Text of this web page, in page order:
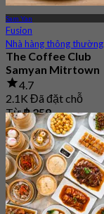
Sam Yan
Fusion
Nhà hàng thông thường
The Coffee Club
Samyan Mitrtown
4.7
2.1K Đã đặt chỗ
Từ฿ 259